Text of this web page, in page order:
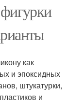
как
и эпоксидных
штукатурки,
и